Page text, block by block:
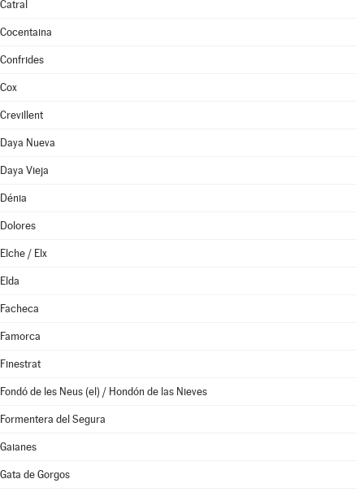
Catral
Cocentaina
Confrides
Cox
Crevillent
Daya Nueva
Daya Vieja
Dénia
Dolores
Elche / Elx
Elda
Facheca
Famorca
Finestrat
Fondó de les Neus (el) / Hondón de las Nieves
Formentera del Segura
Gaianes
Gata de Gorgos